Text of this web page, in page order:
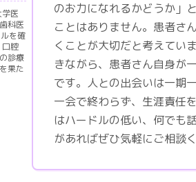
医
科医
を確
腔
診療
果た
のお力になれるかどうか」
ことはありません。患者さ
くことが大切だと考えてい
きながら、患者さん自身が
です。人との出会いは一期
一会で終わらず、生涯責任
はハードルの低い、何でも
があればぜひ気軽にご相談く